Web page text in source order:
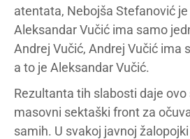
atentata, Nebojša Stefanović je
Aleksandar Vučić ima samo
Andrej Vučić, Andrej Vučić ima
a to je Aleksandar Vučić.
Rezultanta tih slabosti daje
masovni sektaški front za
samih. U svakoj javnoj